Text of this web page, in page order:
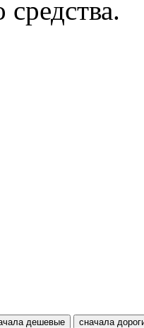
средства.